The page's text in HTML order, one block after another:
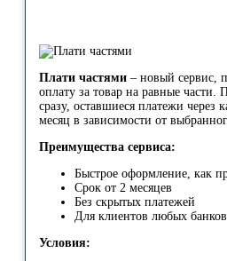
Плати частями – новый сервис,
оплату за товар на равные части.
сразу, оставшиеся платежи через
месяц в зависимости от
Преимущества сервиса:
Быстрое оформление, как
Срок от 2 месяцев
Без скрытых платежей
Для клиентов любых банков
Условия: